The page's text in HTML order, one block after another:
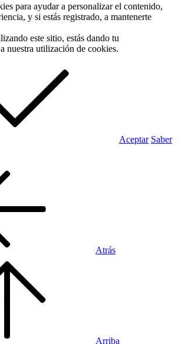
para ayudar a personalizar el contenido,
y si estás registrado, a mantenerte
este sitio, estás dando tu
nuestra utilización de cookies.
Aceptar Saber
Atrás
Arriba